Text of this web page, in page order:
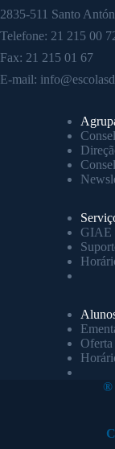
2835-511 Santo
Telefone: 21 215 00
Fax: 21 215 01 67
E-mail:
GIAE
Oferta
®